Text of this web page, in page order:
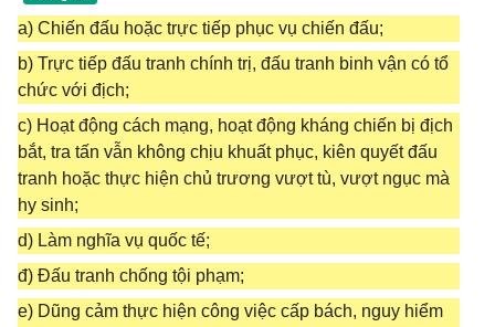
a) Chiến đấu hoặc trực tiếp phục vụ chiến đấu;
b) Trực tiếp đấu tranh chính trị, đấu tranh binh vận có tổ
chức với địch;
c) Hoạt động cách mạng, hoạt động kháng chiến bị địch
bắt, tra tấn vẫn không chịu khuất phục, kiên quyết đấu
tranh hoặc thực hiện chủ trương vượt tù, vượt ngục mà
hy sinh;
d) Làm nghĩa vụ quốc tế;
đ) Đấu tranh chống tội phạm;
e) Dũng cảm thực hiện công việc cấp bách, nguy hiểm